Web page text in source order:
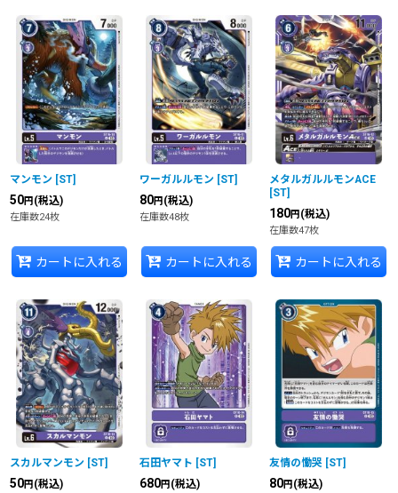
マンモン [ST]
50円 (税込)
在庫数24枚
カートに入れる
ワーガルルモン [ST]
80円 (税込)
在庫数48枚
カートに入れる
メタルガルルモンACE
[ST]
180円 (税込)
在庫数47枚
カートに入れる
スカルマンモン [ST]
50円 (税込)
石田ヤマト [ST]
680円 (税込)
友情の慟哭 [ST]
80円 (税込)